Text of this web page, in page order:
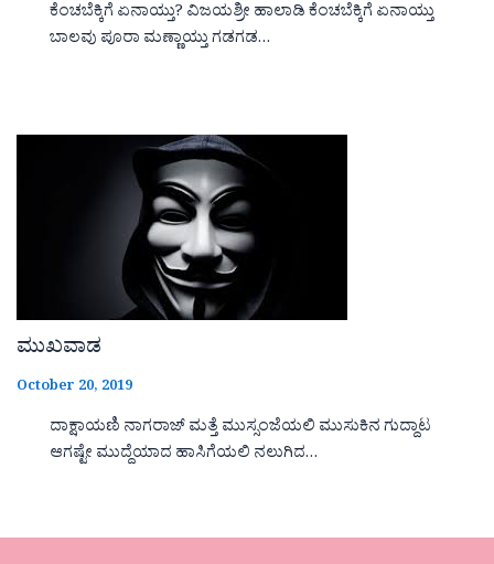
ಕೆಂಚಬೆಕ್ಕಿಗೆ ಏನಾಯ್ತು? ವಿಜಯಶ್ರೀ ಹಾಲಾಡಿ ಕೆಂಚಬೆಕ್ಕಿಗೆ ಏನಾಯ್ತು
ಬಾಲವು ಪೂರಾ ಮಣ್ಣಾಯ್ತು ಗಡಗಡ…
ಮುಖವಾಡ
October 20, 2019
ದಾಕ್ಷಾಯಣಿ ನಾಗರಾಜ್ ಮತ್ತೆ ಮುಸ್ಸಂಜೆಯಲಿ ಮುಸುಕಿನ ಗುದ್ದಾಟ
ಆಗಷ್ಟೇ ಮುದ್ದೆಯಾದ ಹಾಸಿಗೆಯಲಿ ನಲುಗಿದ…